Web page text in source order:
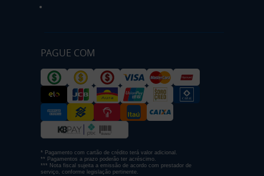
PAGUE COM
* Pagamento com cartão de crédito terá valor adicional.
** Pagamentos a prazo poderão ter acréscimo.
*** Nota fiscal sujeita a emissão de acordo com prestador de
serviço, conforme legislação pertinente.